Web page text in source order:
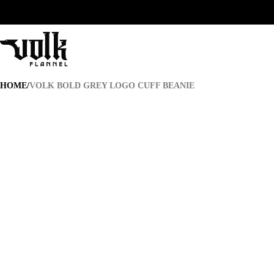
HOME/VOLK BOLD GREY LOGO CUFF BEANIE
VOLK BOLD GREY LOGO CUFF BEANIE